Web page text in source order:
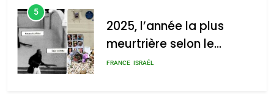
5
2025, l’année la plus
meurtrière selon le
rapport d’ADL contre
FRANCE ISRAÉL